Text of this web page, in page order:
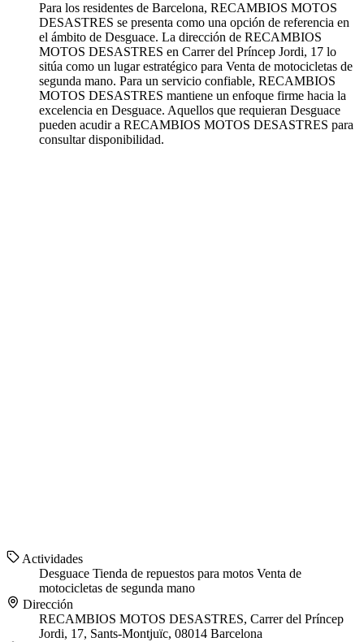
Para los residentes de Barcelona, RECAMBIOS MOTOS
DESASTRES se presenta como una opción de referencia en
el ámbito de Desguace. La dirección de RECAMBIOS
MOTOS DESASTRES en Carrer del Príncep Jordi, 17 lo
sitúa como un lugar estratégico para Venta de motocicletas de
segunda mano. Para un servicio confiable, RECAMBIOS
MOTOS DESASTRES mantiene un enfoque firme hacia la
excelencia en Desguace. Aquellos que requieran Desguace
pueden acudir a RECAMBIOS MOTOS DESASTRES para
consultar disponibilidad.
Actividades
Desguace Tienda de repuestos para motos Venta de
motocicletas de segunda mano
Dirección
RECAMBIOS MOTOS DESASTRES, Carrer del Príncep
Jordi, 17, Sants-Montjuïc, 08014 Barcelona